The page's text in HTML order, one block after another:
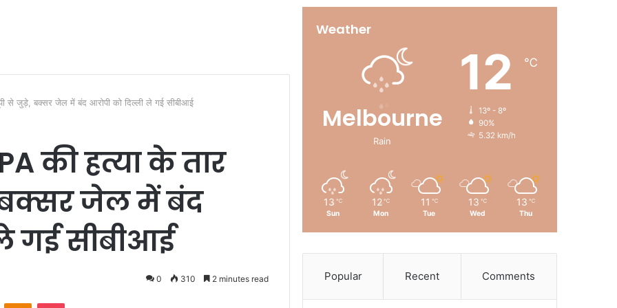
से जुड़े, बक्सर जेल में बंद आरोपी को दिल्ली ले गई सीबीआई
की हत्या के तार
बक्सर जेल में बंद
गई सीबीआई
0 310 2 minutes read
Weather
Melbourne
Rain
12 ℃
13º - 8º
90%
5.32 km/h
13 ℃
Sun
12 ℃
Mon
11 ℃
Tue
13 ℃
Wed
13 ℃
Thu
Popular Recent Comments